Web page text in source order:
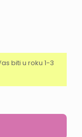
biti u roku 1-3